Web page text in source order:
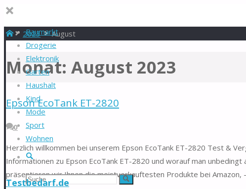
Baumarkt
Drogerie
Elektronik
Garten
Haushalt
Kind
Mode
Sport
Wohnen
Suche
Suchen Suche
Testbedarf.de
Start2023 August
Monat: August 2023
Epson EcoTank ET-2820
0
Herzlich willkommen bei unserem Epson EcoTank ET-2820 Test &
Informationen zu Epson EcoTank ET-2820 und worauf man
präsentieren wir Ihnen die meistverkauftesten Produkte bei Amazon,